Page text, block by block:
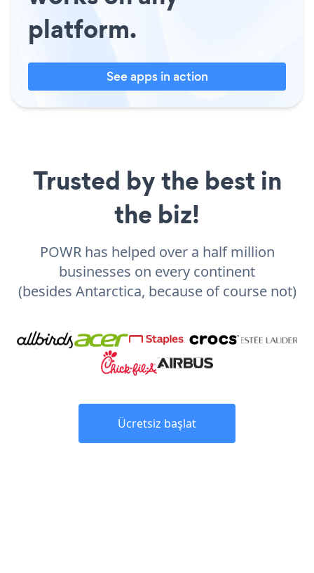
platform.
See apps in action
Trusted by the best in
the biz!
POWR has helped over a half million
businesses on every continent
(besides Antarctica, because of course not)
Ücretsiz başlat